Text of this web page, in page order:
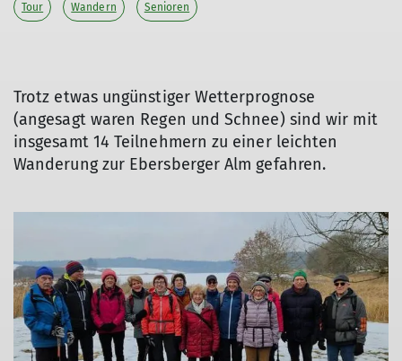
Tour Wandern Senioren
Trotz etwas ungünstiger Wetterprognose
(angesagt waren Regen und Schnee) sind wir mit
insgesamt 14 Teilnehmern zu einer leichten
Wanderung zur Ebersberger Alm gefahren.